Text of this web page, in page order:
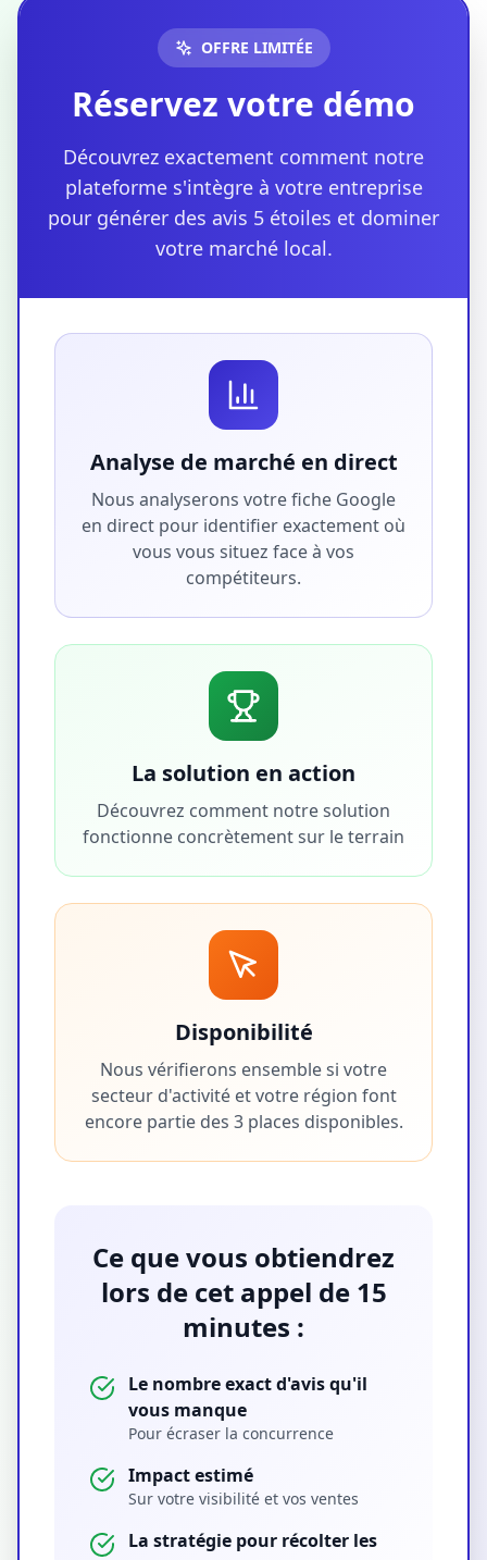
OFFRE LIMITÉE
Réservez votre démo
Découvrez exactement comment notre
plateforme s'intègre à votre entreprise
pour générer des avis 5 étoiles et dominer
votre marché local.
Analyse de marché en direct
Nous analyserons votre fiche Google
en direct pour identifier exactement où
vous vous situez face à vos
compétiteurs.
La solution en action
Découvrez comment notre solution
fonctionne concrètement sur le terrain
Disponibilité
Nous vérifierons ensemble si votre
secteur d'activité et votre région font
encore partie des 3 places disponibles.
Ce que vous obtiendrez
lors de cet appel de 15
minutes :
Le nombre exact d'avis qu'il
vous manque
Pour écraser la concurrence
Impact estimé
Sur votre visibilité et vos ventes
La stratégie pour récolter les